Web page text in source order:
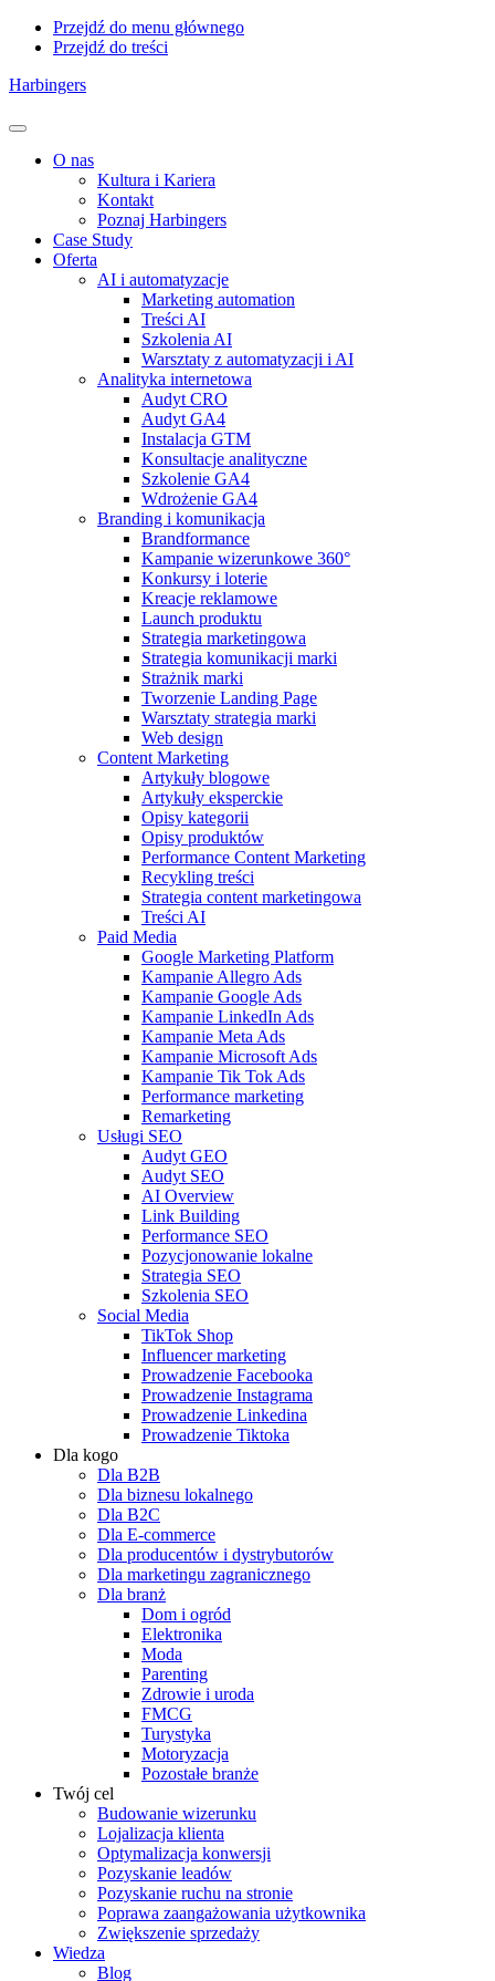
Przejdź do menu głównego
Przejdź do treści
Harbingers
Menu
O nas
Kultura i Kariera
Kontakt
Poznaj Harbingers
Case Study
Oferta
AI i automatyzacje
Marketing automation
Treści AI
Szkolenia AI
Warsztaty z automatyzacji i AI
Analityka internetowa
Audyt CRO
Audyt GA4
Instalacja GTM
Konsultacje analityczne
Szkolenie GA4
Wdrożenie GA4
Branding i komunikacja
Brandformance
Kampanie wizerunkowe 360°
Konkursy i loterie
Kreacje reklamowe
Launch produktu
Strategia marketingowa
Strategia komunikacji marki
Strażnik marki
Tworzenie Landing Page
Warsztaty strategia marki
Web design
Content Marketing
Artykuły blogowe
Artykuły eksperckie
Opisy kategorii
Opisy produktów
Performance Content Marketing
Recykling treści
Strategia content marketingowa
Treści AI
Paid Media
Google Marketing Platform
Kampanie Allegro Ads
Kampanie Google Ads
Kampanie LinkedIn Ads
Kampanie Meta Ads
Kampanie Microsoft Ads
Kampanie Tik Tok Ads
Performance marketing
Remarketing
Usługi SEO
Audyt GEO
Audyt SEO
AI Overview
Link Building
Performance SEO
Pozycjonowanie lokalne
Strategia SEO
Szkolenia SEO
Social Media
TikTok Shop
Influencer marketing
Prowadzenie Facebooka
Prowadzenie Instagrama
Prowadzenie Linkedina
Prowadzenie Tiktoka
Dla kogo
Dla B2B
Dla biznesu lokalnego
Dla B2C
Dla E-commerce
Dla producentów i dystrybutorów
Dla marketingu zagranicznego
Dla branż
Dom i ogród
Elektronika
Moda
Parenting
Zdrowie i uroda
FMCG
Turystyka
Motoryzacja
Pozostałe branże
Twój cel
Budowanie wizerunku
Lojalizacja klienta
Optymalizacja konwersji
Pozyskanie leadów
Pozyskanie ruchu na stronie
Poprawa zaangażowania użytkownika
Zwiększenie sprzedaży
Wiedza
Blog